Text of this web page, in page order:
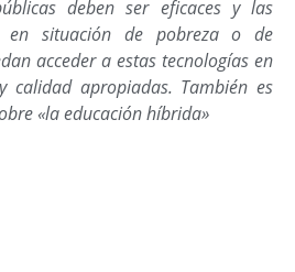
deben ser eficaces y las
en situación de pobreza o de
acceder a estas tecnologías en
calidad apropiadas. También es
«la educación híbrida»